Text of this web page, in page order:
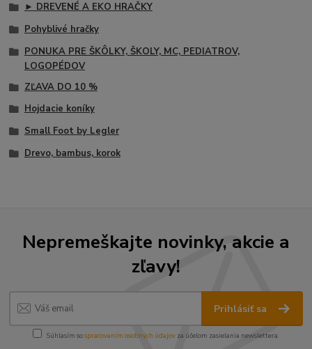
► DREVENÉ A EKO HRAČKY
Pohyblivé hračky
PONUKA PRE ŠKÔLKY, ŠKOLY, MC, PEDIATROV,
LOGOPÉDOV
ZĽAVA DO 10 %
Hojdacie koníky
Small Foot by Legler
Drevo, bambus, korok
Nepremeškajte novinky, akcie a
zľavy!
Prihlásiť sa
Súhlasím sospracovaním osobných údajov za účelom zasielania newslettera.